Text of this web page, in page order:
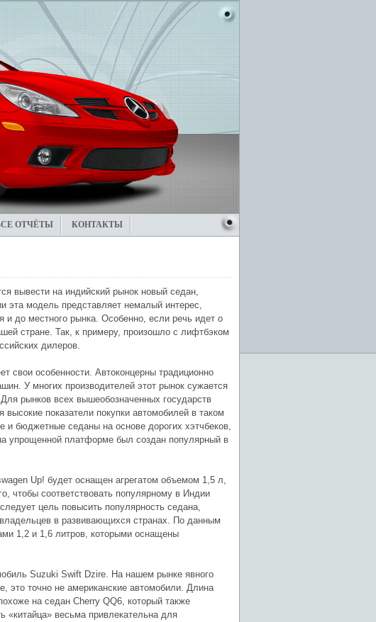
ОТЧЁТЫ КОНТАКТЫ
вывести на индийский рынок новый седан,
эта модель представляет немалый интерес,
и до местного рынка. Особенно, если речь идет о
стране. Так, к примеру, произошло с лифтбэком
дилеров.
свои особенности. Автоконцерны традиционно
У многих производителей этот рынок сужается
рынков всех вышеобозначенных государств
показатели покупки автомобилей в таком
и бюджетные седаны на основе дорогих хэтчбеков,
упрощенной платформе был создан популярный в
Up! будет оснащен агрегатом объемом 1,5 л,
чтобы соответствовать популярному в Индии
цель повысить популярность седана,
в развивающихся странах. По данным
1,2 и 1,6 литров, которыми оснащены
Suzuki Swift Dzire. На нашем рынке явного
это точно не американские автомобили. Длина
на седан Cherry QQ6, который также
«китайца» весьма привлекательна для